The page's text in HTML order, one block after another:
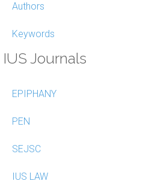
Authors
Keywords
IUS Journals
EPIPHANY
PEN
SEJSC
IUS LAW